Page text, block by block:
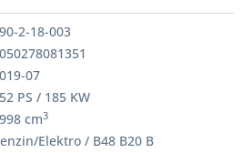
2-18-003
07
PS / 185 KW
cm3
Elektro / B48 B20 B